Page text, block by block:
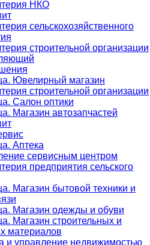
НКО
сельскохозяйст­венного
строительной организации
Ювелирный магазин
строительной организации
Салон оптики
Магазин автозапчастей
Аптека
сервисным центром
предприятия сельского
Магазин бытовой техники и
Магазин одежды и обуви
Магазин строительных и
материалов
и управление недвижимостью